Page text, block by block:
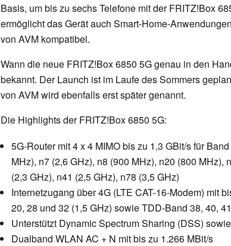
Basis, um bis zu sechs Telefone mit der FRITZ!Box
ermöglicht das Gerät auch Smart-Home-
von AVM kompatibel.
Wann die neue FRITZ!Box 6850 5G genau in den
bekannt. Der Launch ist im Laufe des Sommers
von AVM wird ebenfalls erst später genannt.
Die Highlights der FRITZ!Box 6850 5G:
5G-Router mit 4 x 4 MIMO bis zu 1,3 GBit/s für
MHz), n7 (2,6 GHz), n8 (900 MHz), n20 (800 MHz),
(2,3 GHz), n41 (2,5 GHz), n78 (3,5 GHz)
Internetzugang über 4G (LTE CAT-16-Modem) mit
20, 28 und 32 (1,5 GHz) sowie TDD-Band 38, 40,
Unterstützt Dynamic Spectrum Sharing (DSS)
Dualband WLAN AC + N mit bis zu 1.266 MBit/s